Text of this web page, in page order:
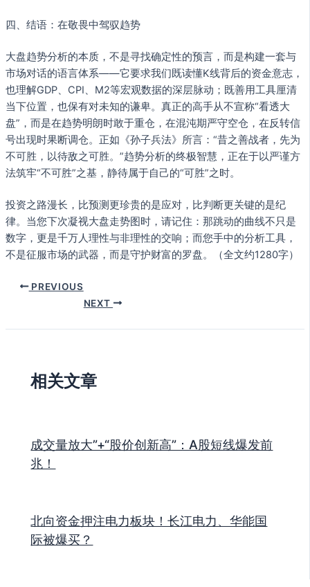
四、结语：在敬畏中驾驭趋势
大盘趋势分析的本质，不是寻找确定性的预言，而是构建一套与
市场对话的语言体系——它要求我们既读懂K线背后的资金意志，
也理解GDP、CPI、M2等宏观数据的深层脉动；既善用工具厘清
当下位置，也保有对未知的谦卑。真正的高手从不宣称“看透大
盘”，而是在趋势明朗时敢于重仓，在混沌期严守空仓，在反转信
号出现时果断调仓。正如《孙子兵法》所言：“昔之善战者，先为
不可胜，以待敌之可胜。”趋势分析的终极智慧，正在于以严谨方
法筑牢“不可胜”之基，静待属于自己的“可胜”之时。
投资之路漫长，比预测更珍贵的是应对，比判断更关键的是纪
律。当您下次凝视大盘走势图时，请记住：那跳动的曲线不只是
数字，更是千万人理性与非理性的交响；而您手中的分析工具，
不是征服市场的武器，而是守护财富的罗盘。（全文约1280字）
PREVIOUS
NEXT
相关文章
成交量放大”+“股价创新高”：A股短线爆发前
兆！
北向资金押注电力板块！长江电力、华能国
际被爆买？